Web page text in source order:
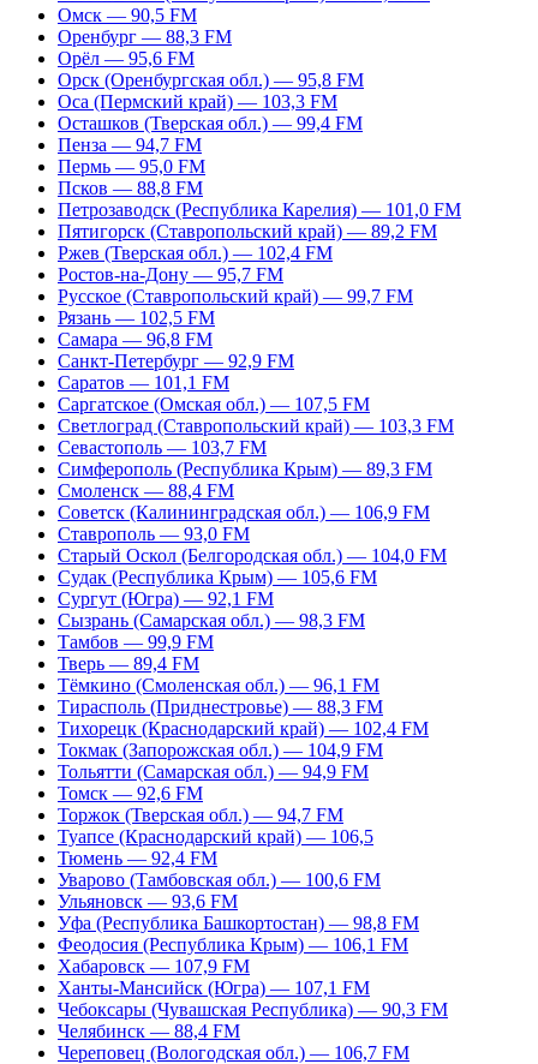
Омск — 90,5 FM
Оренбург — 88,3 FM
Орёл — 95,6 FM
Орск (Оренбургская обл.) — 95,8 FM
Оса (Пермский край) — 103,3 FM
Осташков (Тверская обл.) — 99,4 FM
Пенза — 94,7 FM
Пермь — 95,0 FM
Псков — 88,8 FM
Петрозаводск (Республика Карелия) — 101,0 FM
Пятигорск (Ставропольский край) — 89,2 FM
Ржев (Тверская обл.) — 102,4 FM
Ростов-на-Дону — 95,7 FM
Русское (Ставропольский край) — 99,7 FM
Рязань — 102,5 FM
Самара — 96,8 FM
Санкт-Петербург — 92,9 FM
Саратов — 101,1 FM
Саргатское (Омская обл.) — 107,5 FM
Светлоград (Ставропольский край) — 103,3 FM
Севастополь — 103,7 FM
Симферополь (Республика Крым) — 89,3 FM
Смоленск — 88,4 FM
Советск (Калининградская обл.) — 106,9 FM
Ставрополь — 93,0 FM
Старый Оскол (Белгородская обл.) — 104,0 FM
Судак (Республика Крым) — 105,6 FM
Сургут (Югра) — 92,1 FM
Сызрань (Самарская обл.) — 98,3 FM
Тамбов — 99,9 FM
Тверь — 89,4 FM
Тёмкино (Смоленская обл.) — 96,1 FM
Тирасполь (Приднестровье) — 88,3 FM
Тихорецк (Краснодарский край) — 102,4 FM
Токмак (Запорожская обл.) — 104,9 FM
Тольятти (Самарская обл.) — 94,9 FM
Томск — 92,6 FM
Торжок (Тверская обл.) — 94,7 FM
Туапсе (Краснодарский край) — 106,5
Тюмень — 92,4 FM
Уварово (Тамбовская обл.) — 100,6 FM
Ульяновск — 93,6 FM
Уфа (Республика Башкортостан) — 98,8 FM
Феодосия (Республика Крым) — 106,1 FM
Хабаровск — 107,9 FM
Ханты-Мансийск (Югра) — 107,1 FM
Чебоксары (Чувашская Республика) — 90,3 FM
Челябинск — 88,4 FM
Череповец (Вологодская обл.) — 106,7 FM